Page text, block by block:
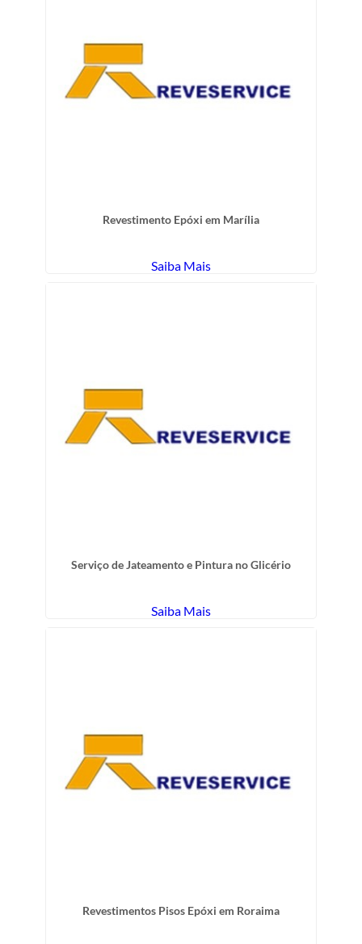
Revestimento Epóxi em Marília
Saiba Mais
Serviço de Jateamento e Pintura no Glicério
Saiba Mais
Revestimentos Pisos Epóxi em Roraima